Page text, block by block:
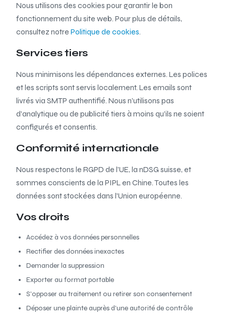
Nous utilisons des cookies pour garantir le bon
fonctionnement du site web. Pour plus de détails,
consultez notre Politique de cookies.
Services tiers
Nous minimisons les dépendances externes. Les polices
et les scripts sont servis localement. Les emails sont
livrés via SMTP authentifié. Nous n'utilisons pas
d'analytique ou de publicité tiers à moins qu'ils ne soient
configurés et consentis.
Conformité internationale
Nous respectons le RGPD de l'UE, la nDSG suisse, et
sommes conscients de la PIPL en Chine. Toutes les
données sont stockées dans l'Union européenne.
Vos droits
Accédez à vos données personnelles
Rectifier des données inexactes
Demander la suppression
Exporter au format portable
S'opposer au traitement ou retirer son consentement
Déposer une plainte auprès d'une autorité de contrôle